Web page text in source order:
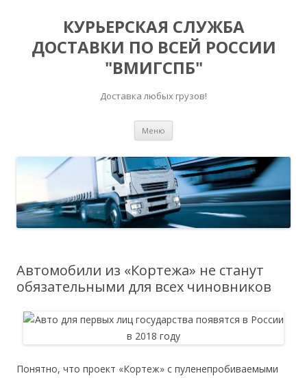
КУРЬЕРСКАЯ СЛУЖБА
ДОСТАВКИ ПО ВСЕЙ РОССИИ
"ВМИГСПБ"
Доставка любых грузов!
Меню
Автомобили из «Кортежа» не станут
обязательными для всех чиновников
Понятно, что проект «Кортеж» с пуленепробиваемыми